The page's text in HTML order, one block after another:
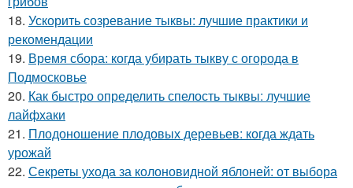
18. Ускорить созревание тыквы: лучшие практики и
рекомендации
19. Время сбора: когда убирать тыкву с огорода в
Подмосковье
20. Как быстро определить спелость тыквы: лучшие
лайфхаки
21. Плодоношение плодовых деревьев: когда ждать
урожай
22. Секреты ухода за колоновидной яблоней: от выбора